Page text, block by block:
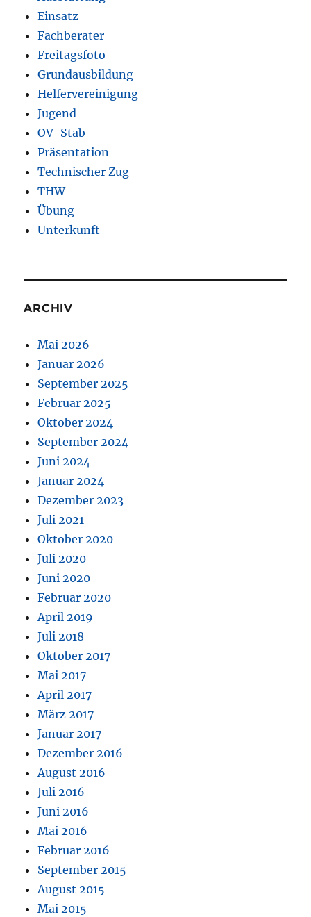
Einsatz
Fachberater
Freitagsfoto
Grundausbildung
Helfervereinigung
Jugend
OV-Stab
Präsentation
Technischer Zug
THW
Übung
Unterkunft
ARCHIV
Mai 2026
Januar 2026
September 2025
Februar 2025
Oktober 2024
September 2024
Juni 2024
Januar 2024
Dezember 2023
Juli 2021
Oktober 2020
Juli 2020
Juni 2020
Februar 2020
April 2019
Juli 2018
Oktober 2017
Mai 2017
April 2017
März 2017
Januar 2017
Dezember 2016
August 2016
Juli 2016
Juni 2016
Mai 2016
Februar 2016
September 2015
August 2015
Mai 2015